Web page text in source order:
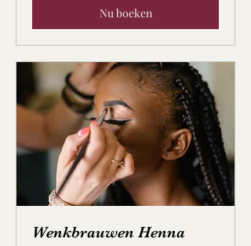
Nu boeken
Wenkbrauwen Henna